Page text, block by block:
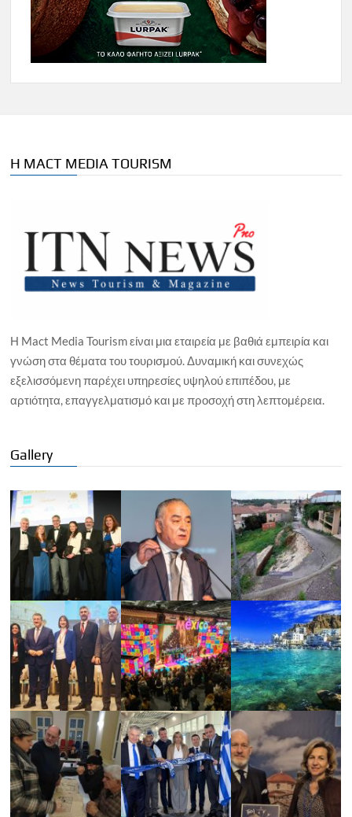
Η MACT MEDIA TOURISM
Η Mact Media Tourism είναι μια εταιρεία με βαθιά εμπειρία και
γνώση στα θέματα του τουρισμού. Δυναμική και συνεχώς
εξελισσόμενη παρέχει υπηρεσίες υψηλού επιπέδου, με
αρτιότητα, επαγγελματισμό και με προσοχή στη λεπτομέρεια.
Gallery